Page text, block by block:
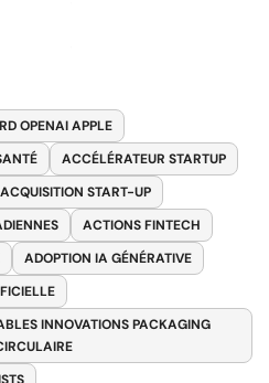
OPENAI APPLE
ACCÉLÉRATEUR STARTUP
ACQUISITION START-UP
ACTIONS FINTECH
ADOPTION IA GÉNÉRATIVE
INNOVATIONS PACKAGING